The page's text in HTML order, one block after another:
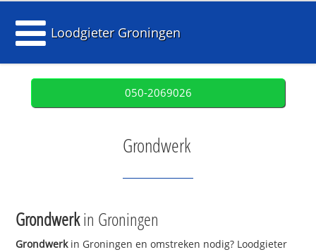
Loodgieter Groningen
050-2069026
Grondwerk
Grondwerkin Groningen
Grondwerkin Groningen en omstreken nodig? Loodgieter